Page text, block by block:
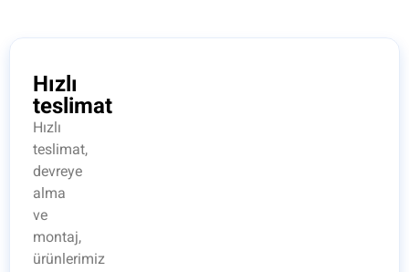
Hızlı
teslimat
Hızlı
teslimat,
devreye
alma
ve
montaj,
ürünlerimiz